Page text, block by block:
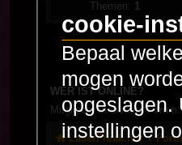
Themen: 1
WER IST ONLINE?
Mitglieder in diesem
LaserFreak.net
cookie-
Bepaal
mogen
opgeslagen.
instellingen